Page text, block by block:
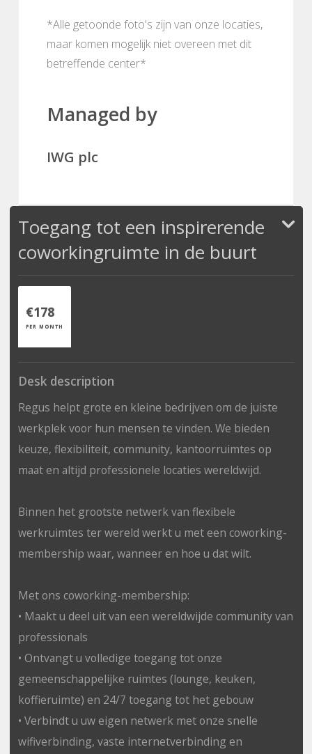
*Alle getoonde foto's zijn van onze locaties,
maar komen mogelijk niet overeen met dit
betreffende center*
Managed by
IWG plc
Toegang tot een inspirerende
coworkingruimte in de buurt
€178
PER MONTH
Desk description
Regus helpt grote en kleine bedrijven om de juiste
werkplek voor hun mensen te vinden. We bieden
keuze, flexibiliteit, community, kantoorruimtes op
maat en altijd professionele locaties wereldwijd.
Binnen het grootste netwerk van flexibele
werkruimtes ter wereld werkt u met een coworking-
membership waar, wanneer en hoe u dat wilt.
Met ons coworking-membership:
• Maakt u deel uit van een wereldwijde community van
professionals
• Ontvangt u volledige toegang tot onze
gemeenschappelijke ruimtes (lounge, keuken,
koffieruimte) en 24/7 toegang tot het gebouw
• Verbindt u uw eigen netwerk met onze snelle
wifiverbinding, vaste internetverbinding en